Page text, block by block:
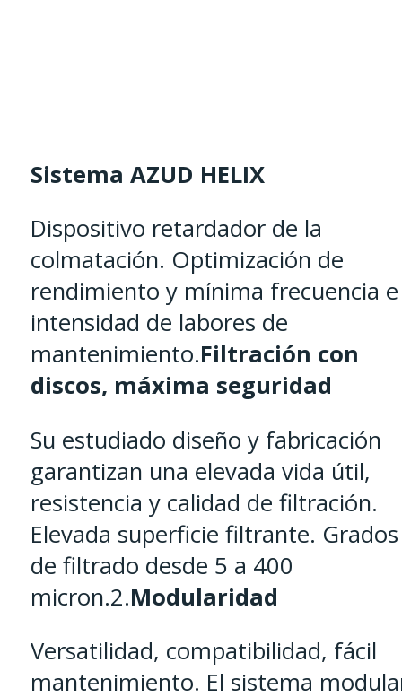
acero
cantidad
Sistema AZUD HELIX
Dispositivo retardador de la
colmatación. Optimización de
rendimiento y mínima frecuencia e
intensidad de labores de
mantenimiento.Filtración con
discos, máxima seguridad
Su estudiado diseño y fabricación
garantizan una elevada vida útil,
resistencia y calidad de filtración.
Elevada superficie filtrante. Grados
de filtrado desde 5 a 400
micron.2.Modularidad
Versatilidad, compatibilidad, fácil
mantenimiento. El sistema